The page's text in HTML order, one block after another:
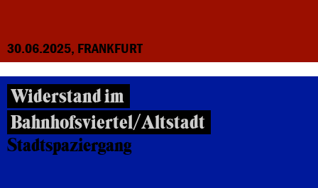
30.06.2025, FRANKFURT
Widerstand im
Bahnhofsviertel/Altstadt
Stadtspaziergang